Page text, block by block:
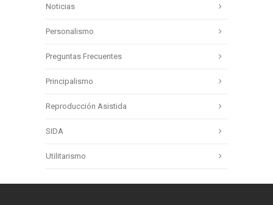
Noticias
Personalismo
Preguntas Frecuentes
Principalismo
Reproducción Asistida
SIDA
Utilitarismo